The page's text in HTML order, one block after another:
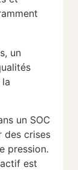
un
un SOC
des crises
pression.
est